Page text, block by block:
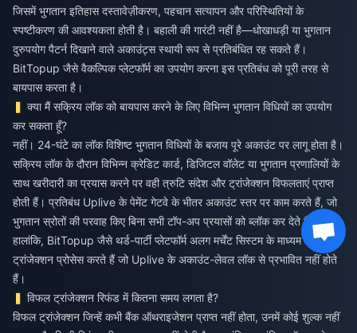
जिसमें भुगतान इतिहास दस्तावेज़ीकरण, पहचान सत्यापन और परिस्थितियों के
स्पष्टीकरण की आवश्यकता होती है। बहाली की गारंटी नहीं है—धोखाधड़ी या भुगतान
दुरुपयोग पैटर्न दिखाने वाले अकाउंट्स स्थायी रूप से प्रतिबंधित रह सकते हैं।
BitTopup जैसे वैकल्पिक प्लेटफॉर्म का उपयोग करना इस प्रतिबंध को पूरी तरह से
बायपास करता है।
क्या मैं सक्रिय लॉक को बायपास करने के लिए विभिन्न भुगतान विधियों का उपयोग
कर सकता हूँ?
नहीं। 24-घंटे का लॉक विशिष्ट भुगतान विधियों के बजाय पूरे अकाउंट पर लागू होता है।
सक्रिय लॉक के दौरान विभिन्न क्रेडिट कार्ड, डिजिटल वॉलेट या भुगतान प्रणालियों के
साथ खरीदारी का प्रयास करने पर वही त्रुटि संदेश और ट्रांजेक्शन विफलताएं प्राप्त
होती हैं। प्रतिबंध Uplive के पेमेंट गेटवे के भीतर अकाउंट स्तर पर काम करते हैं, जो
भुगतान स्रोतों की परवाह किए बिना सभी टॉप-अप प्रयासों को ब्लॉक कर देते हैं।
हालांकि, BitTopup जैसे थर्ड-पार्टी प्लेटफॉर्म अलग मर्चेंट सिस्टम के माध्यम से
ट्रांजेक्शन प्रोसेस करते हैं जो Uplive के अकाउंट-लेवल लॉक से प्रभावित नहीं होते
हैं।
विफल ट्रांजेक्शन रिफंड में कितना समय लगता है?
विफल ट्रांजेक्शन जिन्हें कभी बैंक ऑथराइजेशन प्राप्त नहीं होता, उनमें कोई शुल्क नहीं